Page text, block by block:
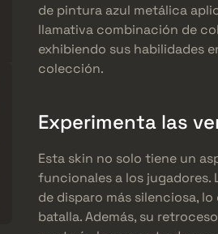
de pintura azul metálica
llamativa combinación de
exhibiendo sus habilidades
colección.
Experimenta las
Esta skin no solo tiene un
funcionales a los jugadores.
de disparo más silenciosa,
batalla. Además, su